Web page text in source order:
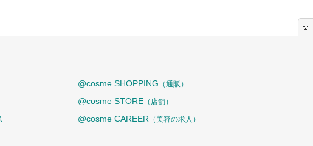
@cosme SHOPPING （通販）
@cosme STORE （店舗）
@cosme CAREER （美容の求人）